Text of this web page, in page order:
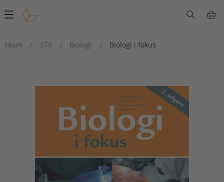
Main
Hjem
/ STX / Biologi / Biologi i fokus